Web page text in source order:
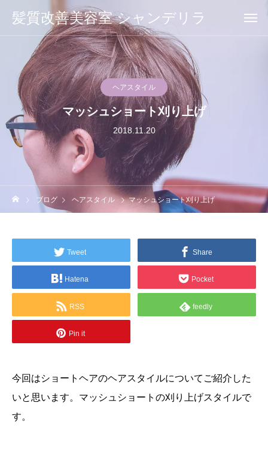
髪質改善美容室 シャンデリラ
ヘアスタイル
マッシュショート刈り上げ
2018.11.20
ブログ ヘアスタイル マッシュショート刈り上げ
Tweet Share
Hatena Pocket
RSS feedly
Pin it
今回はショートヘアのヘアスタイルについてご紹介した
いと思います。マッシュショートの刈り上げスタイルで
す。